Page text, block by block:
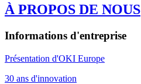
À PROPOS DE NOUS
Informations d'entreprise
Présentation d'OKI Europe
30 ans d'innovation